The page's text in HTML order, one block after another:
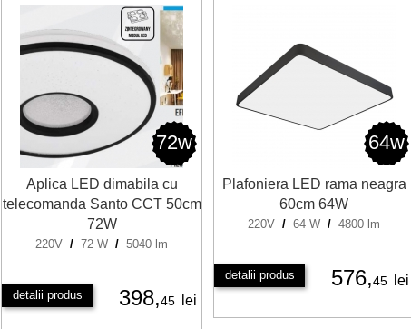
72w
Aplica LED dimabila cu
telecomanda Santo CCT 50cm
72W
220V / 72 W / 5040 lm
detalii produs 398,45 lei
64w
Plafoniera LED rama neagra
60cm 64W
220V / 64 W / 4800 lm
detalii produs 576,45 lei